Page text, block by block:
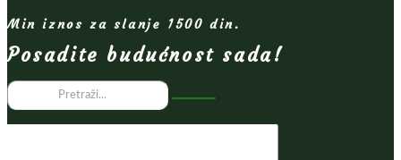
Min iznos za slanje 1500 din.
Posadite budućnost sada!